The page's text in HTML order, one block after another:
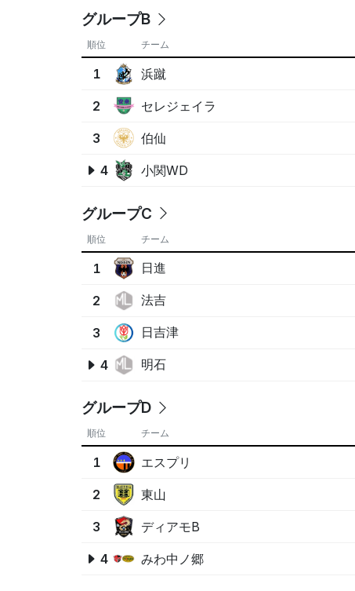
グループB
順位 チーム
1 浜蹴
2 セレジェイラ
3 伯仙
4 小関WD
グループC
順位 チーム
1 日進
2 法吉
3 日吉津
4 明石
グループD
順位 チーム
1 エスプリ
2 東山
3 ディアモB
4 みわ中ノ郷